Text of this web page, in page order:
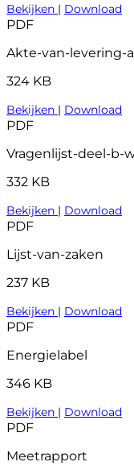
Bekijken | Download
PDF
Akte-van-levering-
324 KB
Bekijken | Download
PDF
Vragenlijst-deel-b-
332 KB
Bekijken | Download
PDF
Lijst-van-zaken
237 KB
Bekijken | Download
PDF
Energielabel
346 KB
Bekijken | Download
PDF
Meetrapport